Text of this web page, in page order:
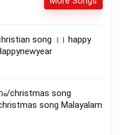
song ।। happy
christmas song
song Malayalam